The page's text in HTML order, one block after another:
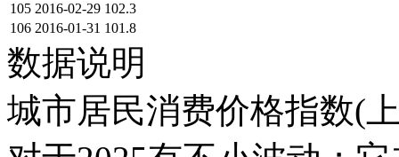
105 2016-02-29 102.3
106 2016-01-31 101.8
数据说明
城市居民消费价格指数(